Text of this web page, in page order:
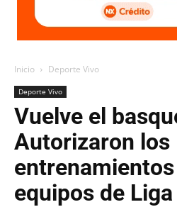
Inicio Deporte Vivo
Deporte Vivo
Vuelve el
Autorizaron los
equipos de